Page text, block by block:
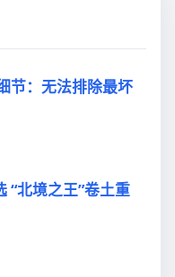
节：无法排除最坏
“北境之王”卷土重